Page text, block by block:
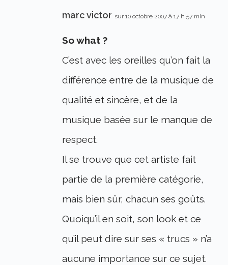
marc victor sur 10 octobre 2007 à 17 h 57 min
So what ?
C’est avec les oreilles qu’on fait la
différence entre de la musique de
qualité et sincère, et de la
musique basée sur le manque de
respect.
Il se trouve que cet artiste fait
partie de la première catégorie,
mais bien sûr, chacun ses goûts.
Quoiqu’il en soit, son look et ce
qu’il peut dire sur ses « trucs » n’a
aucune importance sur ce sujet.